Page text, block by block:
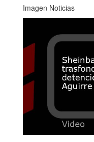
Imagen Noticias